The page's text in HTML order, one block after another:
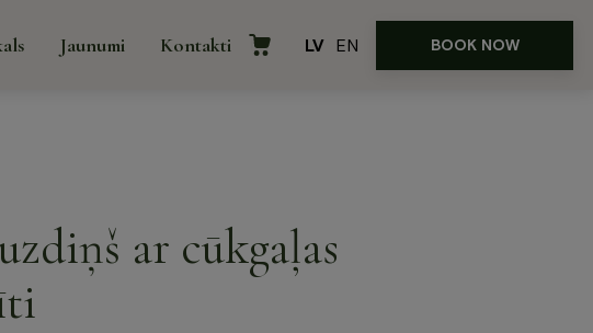
Jaunumi Kontakti LV EN BOOK NOW
ar cūkgaļas